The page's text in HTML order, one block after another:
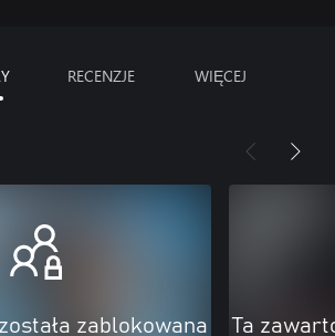
RECENZJE WIĘCEJ
zablokowana Ta